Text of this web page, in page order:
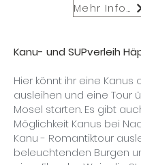
Mehr Infos
Kanu- und SUPverleih
Hier könnt ihr eine Kanus
ausleihen und eine Tour
Mosel starten. Es gibt
Möglichkeit Kanus bei
Kanu - Romantiktour
beleuchtenden Burgen